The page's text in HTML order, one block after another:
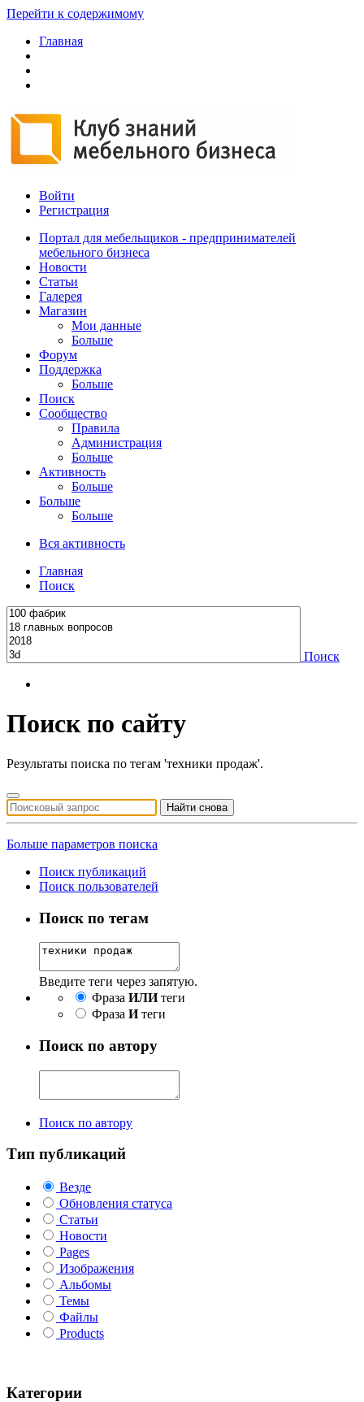
Перейти к содержимому
Главная
Войти
Регистрация
Портал для мебельщиков - предпринимателей
мебельного бизнеса
Новости
Статьи
Галерея
Магазин
Мои данные
Больше
Форум
Поддержка
Больше
Поиск
Сообщество
Правила
Администрация
Больше
Активность
Больше
Больше
Больше
Вся активность
Главная
Поиск
Поиск
Поиск по сайту
Результаты поиска по тегам 'техники продаж'.
Найти снова
Больше параметров поиска
Поиск публикаций
Поиск пользователей
Поиск по тегам
Введите теги через запятую.
Фраза ИЛИтеги
Фраза Итеги
Поиск по автору
Поиск по автору
Тип публикаций
Везде
Обновления статуса
Статьи
Новости
Pages
Изображения
Альбомы
Темы
Файлы
Products
Категории